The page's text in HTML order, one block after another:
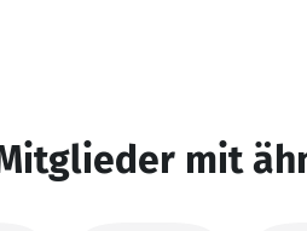
mit